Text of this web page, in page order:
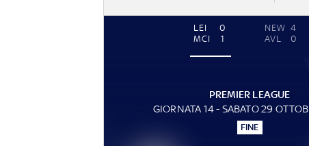
LEI
0
MCI
1
NEW 4
AVL
0
PREMIER LEAGUE
GIORNATA 14 - SABATO 29
FINE